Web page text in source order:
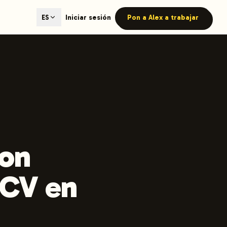
content generation with GEO optimization built-in.
ES Iniciar sesión Pon a Alex a trabajar
en